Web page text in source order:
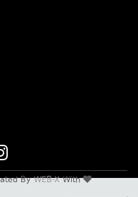
ByWEB-XWith